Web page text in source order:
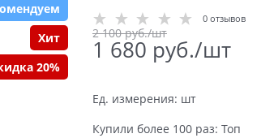
Хит
20%
0 отзывов
2 100 руб./шт
1 680 руб./шт
Ед. измерения: шт
Купили более 100 раз: Топ